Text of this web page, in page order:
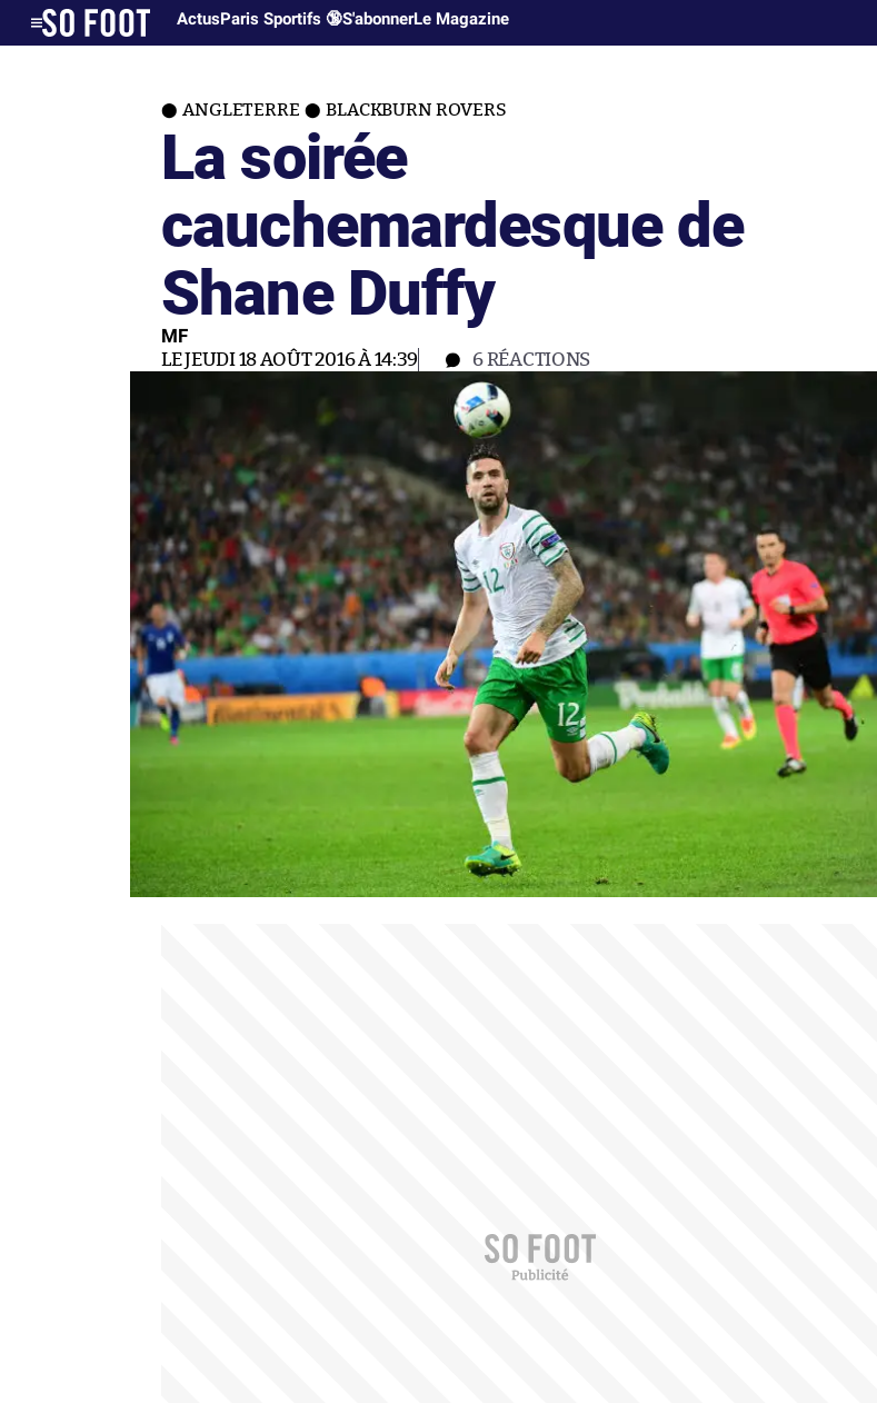
ActusParis Sportifs 🔞S'abonnerLe Magazine
ANGLETERRE BLACKBURN ROVERS
La soirée
cauchemardesque de
Shane Duffy
MF
LE JEUDI 18 AOÛT 2016 À 14:39 6RÉACTIONS